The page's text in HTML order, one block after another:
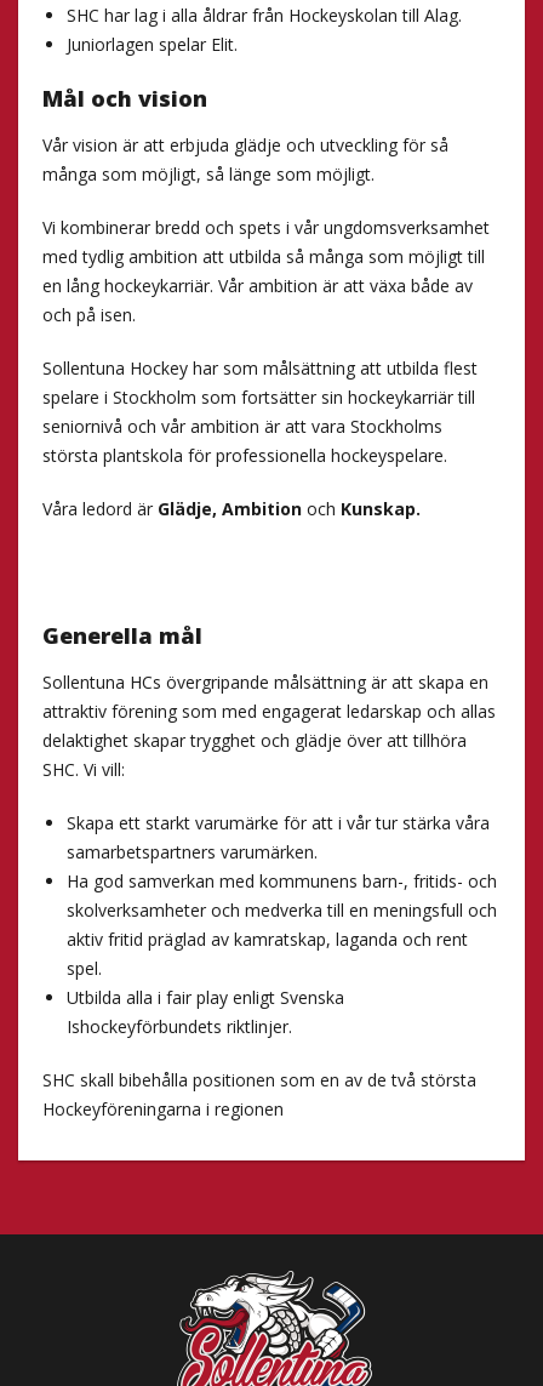
SHC har lag i alla åldrar från Hockeyskolan till Alag.
Juniorlagen spelar Elit.
Mål och vision
Vår vision är att erbjuda glädje och utveckling för så
många som möjligt, så länge som möjligt.
Vi kombinerar bredd och spets i vår ungdomsverksamhet
med tydlig ambition att utbilda så många som möjligt till
en lång hockeykarriär. Vår ambition är att växa både av
och på isen.
Sollentuna Hockey har som målsättning att utbilda flest
spelare i Stockholm som fortsätter sin hockeykarriär till
seniornivå och vår ambition är att vara Stockholms
största plantskola för professionella hockeyspelare.
Våra ledord är Glädje, Ambition och Kunskap.
Generella mål
Sollentuna HCs övergripande målsättning är att skapa en
attraktiv förening som med engagerat ledarskap och allas
delaktighet skapar trygghet och glädje över att tillhöra
SHC. Vi vill:
Skapa ett starkt varumärke för att i vår tur stärka våra
samarbetspartners varumärken.
Ha god samverkan med kommunens barn-, fritids- och
skolverksamheter och medverka till en meningsfull och
aktiv fritid präglad av kamratskap, laganda och rent
spel.
Utbilda alla i fair play enligt Svenska
Ishockeyförbundets riktlinjer.
SHC skall bibehålla positionen som en av de två största
Hockeyföreningarna i regionen